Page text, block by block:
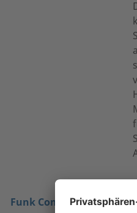
Funk Compliance-Check: